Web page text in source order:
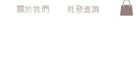
關於我們 批發查詢